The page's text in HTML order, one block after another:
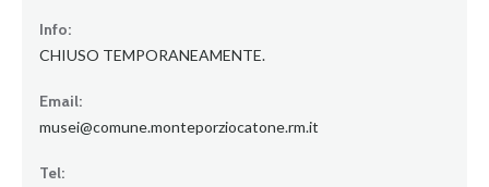
Info:
CHIUSO TEMPORANEAMENTE.
Email:
musei@comune.monteporziocatone.rm.it
Tel: